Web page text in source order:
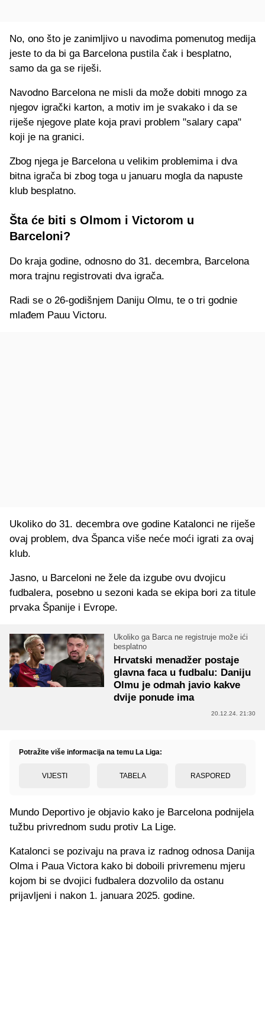
No, ono što je zanimljivo u navodima pomenutog medija
jeste to da bi ga Barcelona pustila čak i besplatno,
samo da ga se riješi.
Navodno Barcelona ne misli da može dobiti mnogo za
njegov igrački karton, a motiv im je svakako i da se
riješe njegove plate koja pravi problem "salary capa"
koji je na granici.
Zbog njega je Barcelona u velikim problemima i dva
bitna igrača bi zbog toga u januaru mogla da napuste
klub besplatno.
Šta će biti s Olmom i Victorom u
Barceloni?
Do kraja godine, odnosno do 31. decembra, Barcelona
mora trajnu registrovati dva igrača.
Radi se o 26-godišnjem Daniju Olmu, te o tri godnie
mlađem Pauu Victoru.
Ukoliko do 31. decembra ove godine Katalonci ne riješe
ovaj problem, dva Španca više neće moći igrati za ovaj
klub.
Jasno, u Barceloni ne žele da izgube ovu dvojicu
fudbalera, posebno u sezoni kada se ekipa bori za titule
prvaka Španije i Evrope.
Ukoliko ga Barca ne registruje može ići
besplatno
Hrvatski menadžer postaje
glavna faca u fudbalu: Daniju
Olmu je odmah javio kakve
dvije ponude ima
20.12.24. 21:30
Potražite više informacija na temu La Liga:
VIJESTI TABELA RASPORED
Mundo Deportivo je objavio kako je Barcelona podnijela
tužbu privrednom sudu protiv La Lige.
Katalonci se pozivaju na prava iz radnog odnosa Danija
Olma i Paua Victora kako bi doboili privremenu mjeru
kojom bi se dvojici fudbalera dozvolilo da ostanu
prijavljeni i nakon 1. januara 2025. godine.